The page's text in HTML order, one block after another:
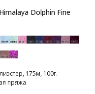
Dolphin Fine
175м, 100г.
пряжа